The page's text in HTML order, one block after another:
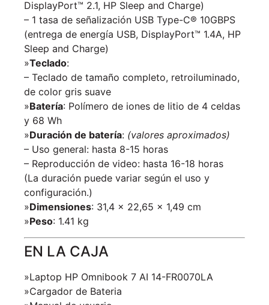
DisplayPort™ 2.1, HP Sleep and Charge)
– 1 tasa de señalización USB Type-C® 10GBPS
(entrega de energía USB, DisplayPort™ 1.4A, HP
Sleep and Charge)
»Teclado:
– Teclado de tamaño completo, retroiluminado,
de color gris suave
»Batería: Polímero de iones de litio de 4 celdas
y 68 Wh
»Duración de batería: (valores aproximados)
– Uso general: hasta 8-15 horas
– Reproducción de video: hasta 16-18 horas
(La duración puede variar según el uso y
configuración.)
»Dimensiones: 31,4 x 22,65 x 1,49 cm
»Peso: 1.41 kg
EN LA CAJA
»Laptop HP Omnibook 7 AI 14-FR0070LA
»Cargador de Bateria